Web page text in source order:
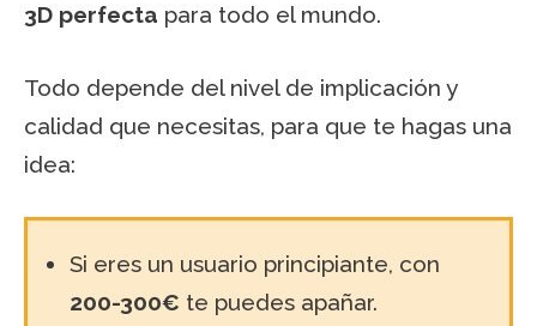
3D perfecta para todo el mundo.
Todo depende del nivel de implicación y
calidad que necesitas, para que te hagas una
idea:
Si eres un usuario principiante, con
200-300€ te puedes apañar.